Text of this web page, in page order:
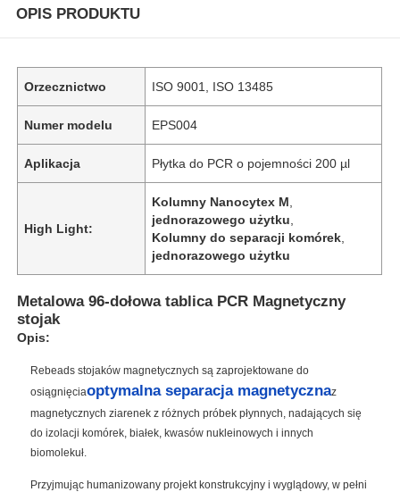
OPIS PRODUKTU
Orzecznictwo ISO 9001, ISO 13485
Numer modelu EPS004
Aplikacja Płytka do PCR o pojemności 200 µl
High Light:
Kolumny Nanocytex M
jednorazowego użytku
Kolumny do separacji komórek
jednorazowego użytku
Metalowa 96-dołowa tablica PCR Magnetyczny
stojak
Opis:
Rebeads stojaków magnetycznych są zaprojektowane do
osiągnięciaoptymalna separacja magnetycznaz
magnetycznych ziarenek z różnych próbek płynnych, nadających się
do izolacji komórek, białek, kwasów nukleinowych i innych
biomolekuł.
Przyjmując humanizowany projekt konstrukcyjny i wyglądowy, w pełni